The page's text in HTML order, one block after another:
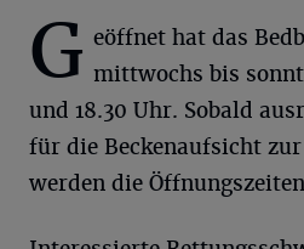
G eöffnet hat das
mittwochs bis
und 18.30 Uhr. Sobald
für die Beckenaufsicht
werden die